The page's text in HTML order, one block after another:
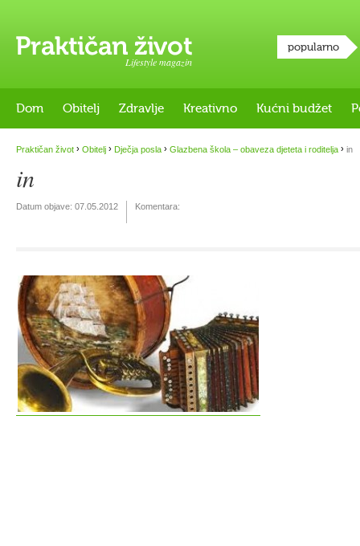
Lifestyle magazin
popularno
Dom Obitelj Zdravlje Kreativno Kućni budžet
Praktičan život › Obitelj › Dječja posla › Glazbena škola – obaveza djeteta i roditelja › in
in
Datum objave: 07.05.2012 Komentara: